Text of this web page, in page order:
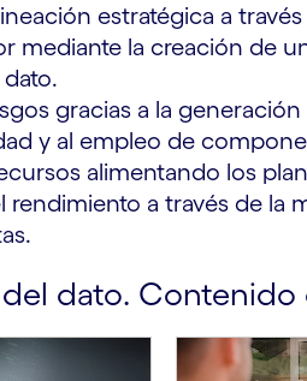
estratégica a
mediante la creación de
gracias a la
y al empleo de
alimentando los
rendimiento a través de la
dato. Contenido